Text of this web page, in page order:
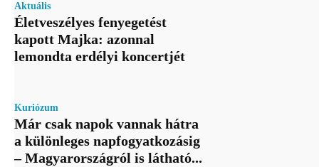
Aktuális
Életveszélyes fenyegetést
kapott Majka: azonnal
lemondta erdélyi koncertjét
Kuriózum
Már csak napok vannak hátra
a különleges napfogyatkozásig
– Magyarországról is látható...